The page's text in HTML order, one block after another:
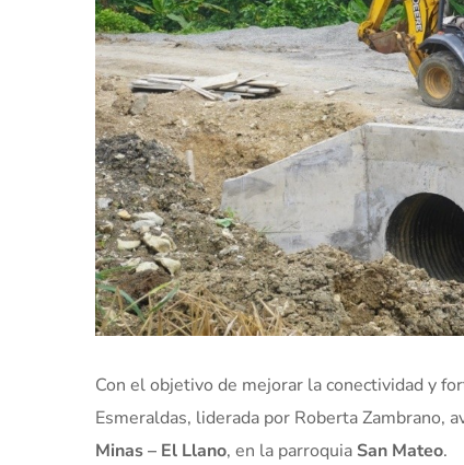
Con el objetivo de mejorar la conectividad y
Esmeraldas, liderada por Roberta Zambrano,
Minas – El Llano, en la parroquia San Mateo.